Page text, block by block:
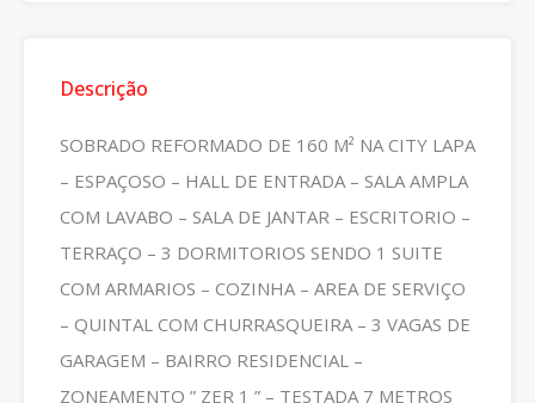
Descrição
SOBRADO REFORMADO DE 160 M² NA CITY LAPA
– ESPAÇOSO – HALL DE ENTRADA – SALA AMPLA
COM LAVABO – SALA DE JANTAR – ESCRITORIO –
TERRAÇO – 3 DORMITORIOS SENDO 1 SUITE
COM ARMARIOS – COZINHA – AREA DE SERVIÇO
– QUINTAL COM CHURRASQUEIRA – 3 VAGAS DE
GARAGEM – BAIRRO RESIDENCIAL –
ZONEAMENTO ” ZER 1 ” – TESTADA 7 METROS